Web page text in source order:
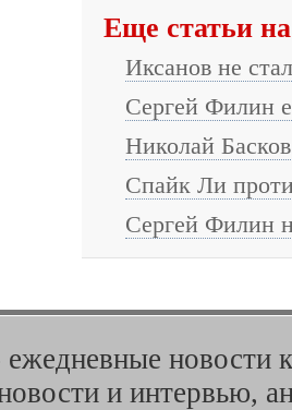
Еще статьи
Иксанов не
Сергей Филин
Николай
Спайк Ли
Сергей Филин
новости
и интервью,